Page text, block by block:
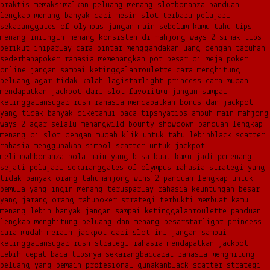
praktis memaksimalkan peluang menang slotbonanza panduan
lengkap menang banyak dari mesin slot terbaru pelajari
sekaranggates of olympus jangan main sebelum kamu tahu tips
menang iniingin menang konsisten di mahjong ways 2 simak tips
berikut iniparlay cara pintar menggandakan uang dengan taruhan
sederhanapoker rahasia memenangkan pot besar di meja poker
online jangan sampai ketinggalanroulette cara menghitung
peluang agar tidak kalah lagistarlight princess cara mudah
mendapatkan jackpot dari slot favoritmu jangan sampai
ketinggalansugar rush rahasia mendapatkan bonus dan jackpot
yang tidak banyak diketahui baca tipsnyatips ampuh main mahjong
ways 2 agar selalu menangwild bounty showdown panduan lengkap
menang di slot dengan mudah klik untuk tahu lebihblack scatter
rahasia menggunakan simbol scatter untuk jackpot
melimpahbonanza pola main yang bisa buat kamu jadi pemenang
sejati pelajari sekaranggates of olympus rahasia strategi yang
tidak banyak orang tahumahjong wins 2 panduan lengkap untuk
pemula yang ingin menang terusparlay rahasia keuntungan besar
yang jarang orang tahupoker strategi terbukti membuat kamu
menang lebih banyak jangan sampai ketinggalanroulette panduan
lengkap menghitung peluang dan menang besarstarlight princess
cara mudah meraih jackpot dari slot ini jangan sampai
ketinggalansugar rush strategi rahasia mendapatkan jackpot
lebih cepat baca tipsnya sekarangbaccarat rahasia menghitung
peluang yang pemain profesional gunakanblack scatter strategi